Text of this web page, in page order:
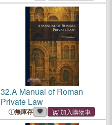
32.A Manual of Roman
Private Law
無庫存